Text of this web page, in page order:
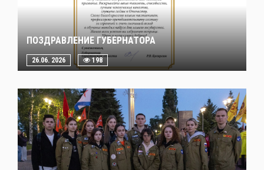
ПОЗДРАВЛЕНИЕ ГУБЕРНАТОРА
26.06. 2026 198